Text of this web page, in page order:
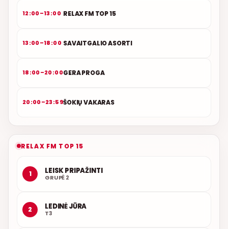
12:00–13:00 RELAX FM TOP 15
13:00–18:00 SAVAITGALIO ASORTI
18:00–20:00GERA PROGA
20:00–23:59ŠOKIŲ VAKARAS
RELAX FM TOP 15
1 LEISK PRIPAŽINTI
GRUPĖ 2
2 LEDINĖ JŪRA
T3